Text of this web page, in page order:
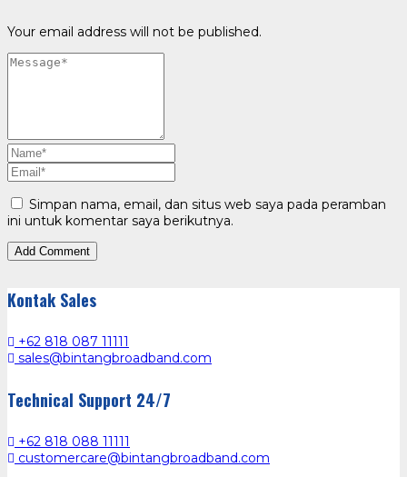
Your email address will not be published.
Simpan nama, email, dan situs web saya pada peramban
ini untuk komentar saya berikutnya.
Kontak Sales
+62 818 087 11111
sales@bintangbroadband.com
Technical Support 24/7
+62 818 088 11111
customercare@bintangbroadband.com